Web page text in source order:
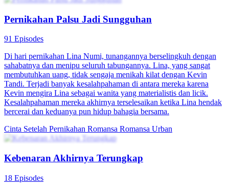
Pernikahan Palsu Jadi Sungguhan
91 Episodes
Di hari pernikahan Lina Numi, tunangannya berselingkuh dengan
sahabatnya dan menipu seluruh tabungannya. Lina, yang sangat
membutuhkan uang, tidak sengaja menikah kilat dengan Kevin
Tandi. Terjadi banyak kesalahpahaman di antara mereka karena
Kevin mengira Lina sebagai wanita yang materialistis dan licik.
Kesalahpahaman mereka akhirnya terselesaikan ketika Lina hendak
bercerai dan keduanya pun hidup bahagia bersama.
Cinta Setelah Pernikahan Romansa Romansa Urban
Kebenaran Akhirnya Terungkap
18 Episodes